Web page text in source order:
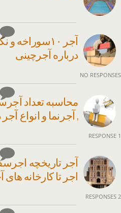
آجر
درباره آجرچینی
NO RESPONSES
محاسبه تعداد
, آجرنما و انواع
1 RESPONSE
آجر تاریخچه
اجر تا کارخانه های
2 RESPONSES